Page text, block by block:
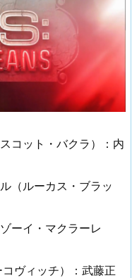
コット・バクラ）：内
（ルーカス・ブラッ
ーイ・マクラーレ
ヴィッチ）：武藤正